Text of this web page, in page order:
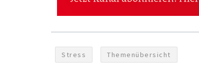
Stress Themenübersicht